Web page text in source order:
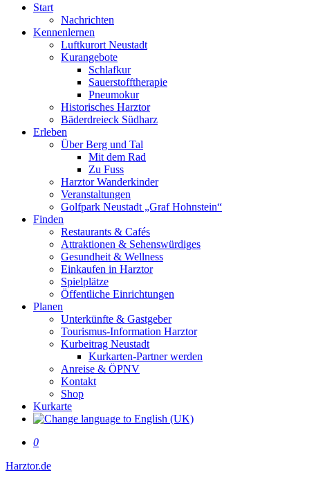
Start
Nachrichten
Kennenlernen
Luftkurort Neustadt
Kurangebote
Schlafkur
Sauerstofftherapie
Pneumokur
Historisches Harztor
Bäderdreieck Südharz
Erleben
Über Berg und Tal
Mit dem Rad
Zu Fuss
Harztor Wanderkinder
Veranstaltungen
Golfpark Neustadt „Graf Hohnstein“
Finden
Restaurants & Cafés
Attraktionen & Sehenswürdiges
Gesundheit & Wellness
Einkaufen in Harztor
Spielplätze
Öffentliche Einrichtungen
Planen
Unterkünfte & Gastgeber
Tourismus-Information Harztor
Kurbeitrag Neustadt
Kurkarten-Partner werden
Anreise & ÖPNV
Kontakt
Shop
Kurkarte
0
Harztor.de